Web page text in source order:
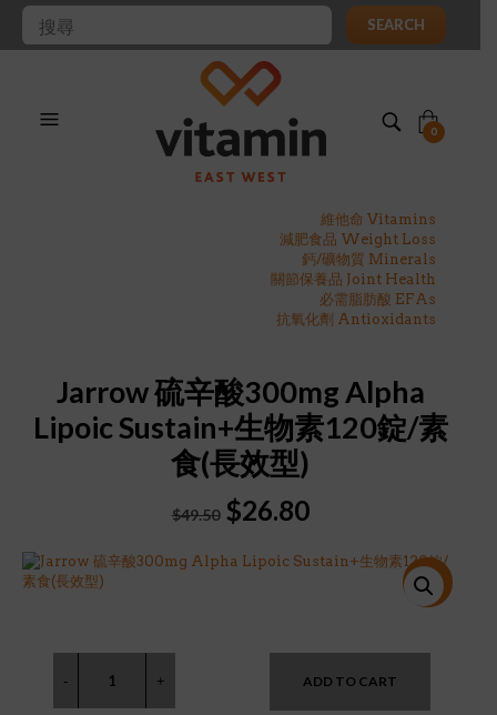
SEARCH
0
維他命 Vitamins
減肥食品 Weight Loss
鈣/礦物質 Minerals
關節保養品 Joint Health
必需脂肪酸 EFAs
抗氧化劑 Antioxidants
Jarrow 硫辛酸300mg Alpha
Lipoic Sustain+生物素120錠/素
食(長效型)
$49.50 Original
was:
$26.80Current
is:
特價!
ADD TO CART